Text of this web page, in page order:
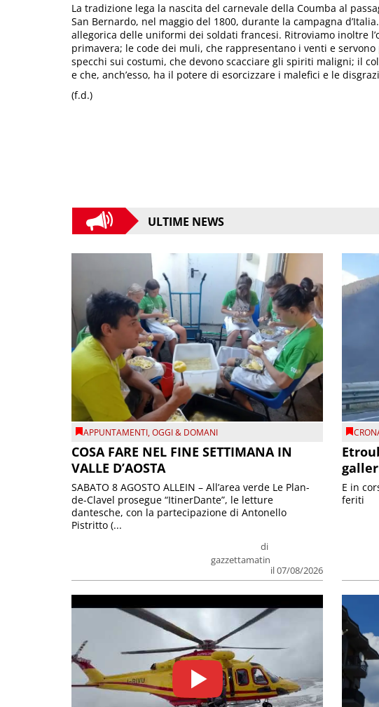
La tradizione lega la nascita del carnevale della Coumba al
San Bernardo, nel maggio del 1800, durante la campagna
allegorica delle uniformi dei soldati francesi. Ritroviamo inoltre
primavera; le code dei muli, che rappresentano i venti e
specchi sui costumi, che devono scacciare gli spiriti maligni; il
e che, anch’esso, ha il potere di esorcizzare i malefici e le
(f.d.)
ULTIME NEWS
APPUNTAMENTI,OGGI & DOMANI
COSA FARE NEL FINE SETTIMANA IN
VALLE D’AOSTA
di
gazzettamatin
il 07/08/2026
SABATO 8 AGOSTO ALLEIN – All’area verde Le Plan-
de-Clavel prosegue “ItinerDante”, le letture
dantesche, con la partecipazione di Antonello
Pistritto (...
E in
feriti